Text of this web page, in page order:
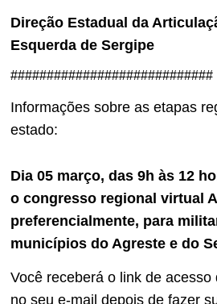
Direção Estadual da
Esquerda de Sergipe
############################
Informações sobre as etapas
estado:
Dia 05 março, das 9h às 12
o congresso regional virtual
preferencialmente, para
municípios do Agreste e do
Você receberá o link de acesso
no seu e-mail depois de fazer